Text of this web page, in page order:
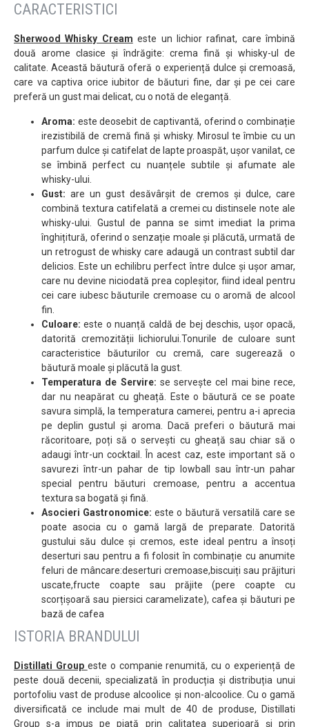
CARACTERISTICI
Sherwood Whisky Cream este un lichior rafinat, care îmbină
două arome clasice și îndrăgite: crema fină și whisky-ul de
calitate. Această băutură oferă o experiență dulce și cremoasă,
care va captiva orice iubitor de băuturi fine, dar și pe cei care
preferă un gust mai delicat, cu o notă de eleganță.
Aroma: este deosebit de captivantă, oferind o combinație
irezistibilă de cremă fină și whisky. Mirosul te îmbie cu un
parfum dulce și catifelat de lapte proaspăt, ușor vanilat, ce
se îmbină perfect cu nuanțele subtile și afumate ale
whisky-ului.
Gust: are un gust desăvârșit de cremos și dulce, care
combină textura catifelată a cremei cu distinsele note ale
whisky-ului. Gustul de panna se simt imediat la prima
înghițitură, oferind o senzație moale și plăcută, urmată de
un retrogust de whisky care adaugă un contrast subtil dar
delicios. Este un echilibru perfect între dulce și ușor amar,
care nu devine niciodată prea copleșitor, fiind ideal pentru
cei care iubesc băuturile cremoase cu o aromă de alcool
fin.
Culoare: este o nuanță caldă de bej deschis, ușor opacă,
datorită cremozității lichiorului.Tonurile de culoare sunt
caracteristice băuturilor cu cremă, care sugerează o
băutură moale și plăcută la gust.
Temperatura de Servire: se servește cel mai bine rece,
dar nu neapărat cu gheață. Este o băutură ce se poate
savura simplă, la temperatura camerei, pentru a-i aprecia
pe deplin gustul și aroma. Dacă preferi o băutură mai
răcoritoare, poți să o servești cu gheață sau chiar să o
adaugi într-un cocktail. În acest caz, este important să o
savurezi într-un pahar de tip lowball sau într-un pahar
special pentru băuturi cremoase, pentru a accentua
textura sa bogată și fină.
Asocieri Gastronomice: este o băutură versatilă care se
poate asocia cu o gamă largă de preparate. Datorită
gustului său dulce și cremos, este ideal pentru a însoți
deserturi sau pentru a fi folosit în combinație cu anumite
feluri de mâncare:deserturi cremoase,biscuiți sau prăjituri
uscate,fructe coapte sau prăjite (pere coapte cu
scorțișoară sau piersici caramelizate), cafea și băuturi pe
bază de cafea
ISTORIA BRANDULUI
Distillati Group este o companie renumită, cu o experiență de
peste două decenii, specializată în producția și distribuția unui
portofoliu vast de produse alcoolice și non-alcoolice. Cu o gamă
diversificată ce include mai mult de 40 de produse, Distillati
Group s-a impus pe piață prin calitatea superioară și prin